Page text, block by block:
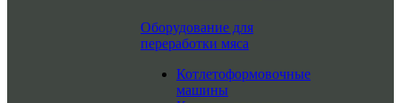
Оборудование для
переработки мяса
Котлетоформовочные
машины